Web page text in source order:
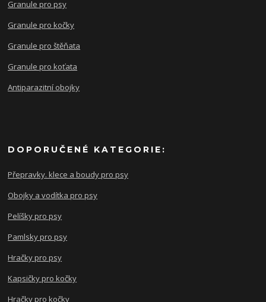
Granule pro psy
Granule pro kočky
Granule pro štěňata
Granule pro koťata
Antiparazitní obojky
DOPORUČENÉ KATEGORIE:
Přepravky. klece a boudy pro psy
Obojky a vodítka pro psy
Pelíšky pro psy
Pamlsky pro psy
Hračky pro psy
Kapsičky pro kočky
Hračky pro kočky